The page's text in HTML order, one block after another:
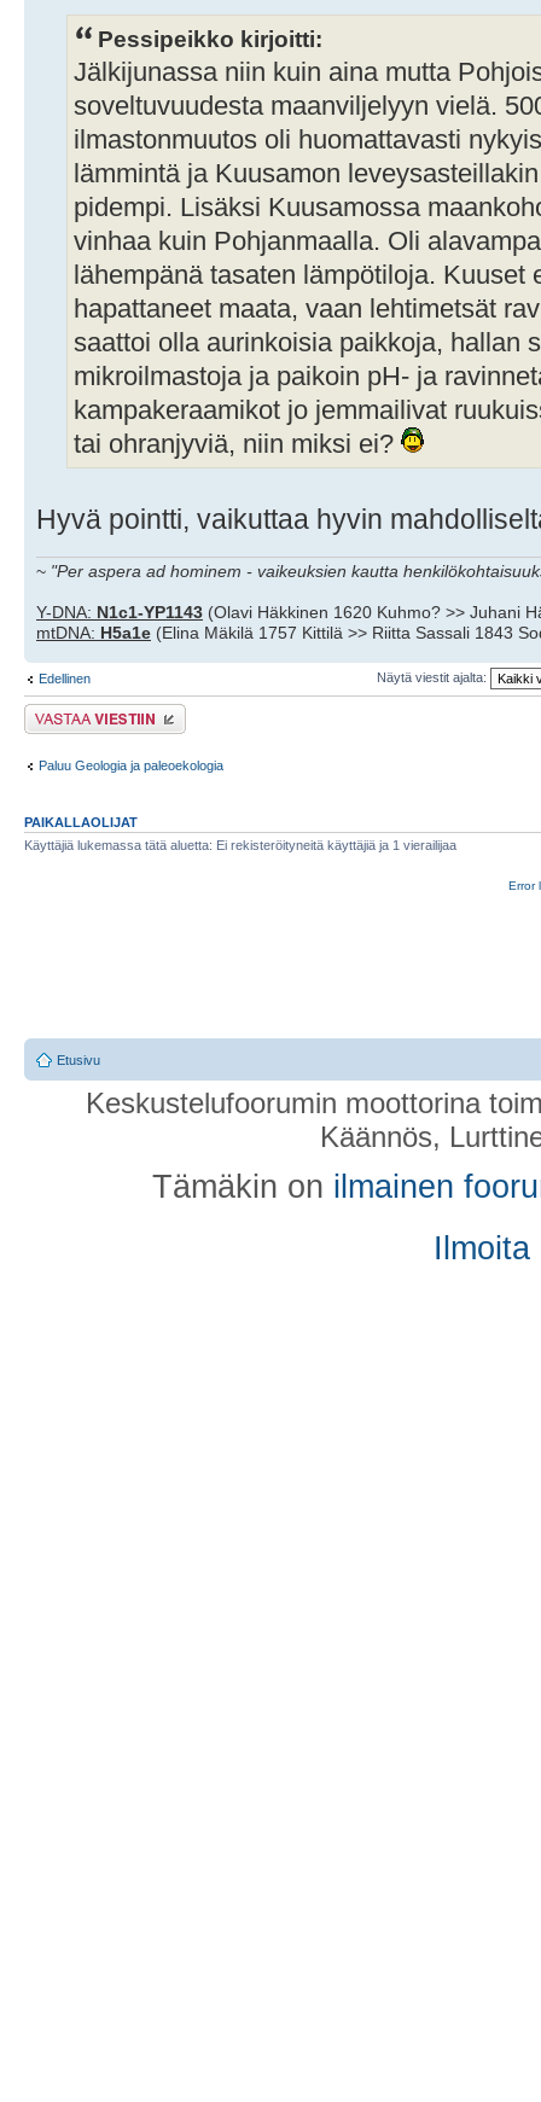
Pessipeikko kirjoitti:
Jälkijunassa niin kuin aina mutta
soveltuvuudesta maanviljelyyn vielä.
ilmastonmuutos oli huomattavasti
lämmintä ja Kuusamon
pidempi. Lisäksi Kuusamossa
vinhaa kuin Pohjanmaalla. Oli
lähempänä tasaten lämpötiloja. Kuuset
hapattaneet maata, vaan lehtimetsät
saattoi olla aurinkoisia paikkoja, hallan
mikroilmastoja ja paikoin pH- ja
kampakeraamikot jo jemmailivat
tai ohranjyviä, niin miksi ei?
Hyvä pointti, vaikuttaa hyvin
~ "Per aspera ad hominem - vaikeuksien kautta
Y-DNA: N1c1-YP1143 (Olavi Häkkinen 1620 Kuhmo? >> Juhani
mtDNA: H5a1e (Elina Mäkilä 1757 Kittilä >> Riitta Sassali 1843
Edellinen Näytä viestit ajalta:
Lähetä vastaus
Paluu Geologia ja paleoekologia
PAIKALLAOLIJAT
Käyttäjiä lukemassa tätä aluetta: Ei rekisteröityneitä käyttäjiä ja 1 vierailijaa
Error
Etusivu
Keskustelufoorumin moottorina
Käännös,
Tämäkin on ilmainen